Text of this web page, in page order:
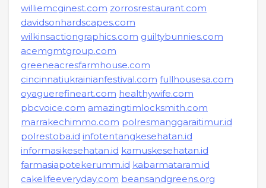
williemcginest.com zorrosrestaurant.com
davidsonhardscapes.com
wilkinsactiongraphics.com guiltybunnies.com
acemgmtgroup.com
greeneacresfarmhouse.com
cincinnatiukrainianfestival.com fullhousesa.com
oyaguerefineart.com healthywife.com
pbcvoice.com amazingtimlocksmith.com
marrakechimmo.com polresmanggaraitimur.id
polrestoba.id infotentangkesehatan.id
informasikesehatan.id kamuskesehatan.id
farmasiapotekerumm.id kabarmataram.id
cakelifeeveryday.com beansandgreens.org